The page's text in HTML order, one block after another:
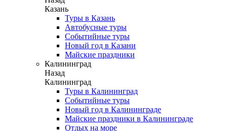
Казань
Туры в Казань
Автобусные туры
Событийные туры
Новый год в Казани
Майские праздники
Калининград
Назад
Калининград
Туры в Калининград
Событийные туры
Новый год в Калининграде
Майские праздники в Калининграде
Отдых на море